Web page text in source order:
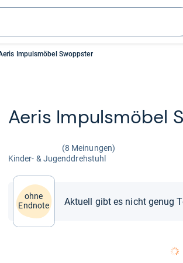
Impulsmöbel Swoppster
Aeris Impuls­mö­bel
(8 Meinungen)
Kin­der-​ & Jugend­dreh­stuhl
ohne
Endnote
Aktuell gibt es nicht genug